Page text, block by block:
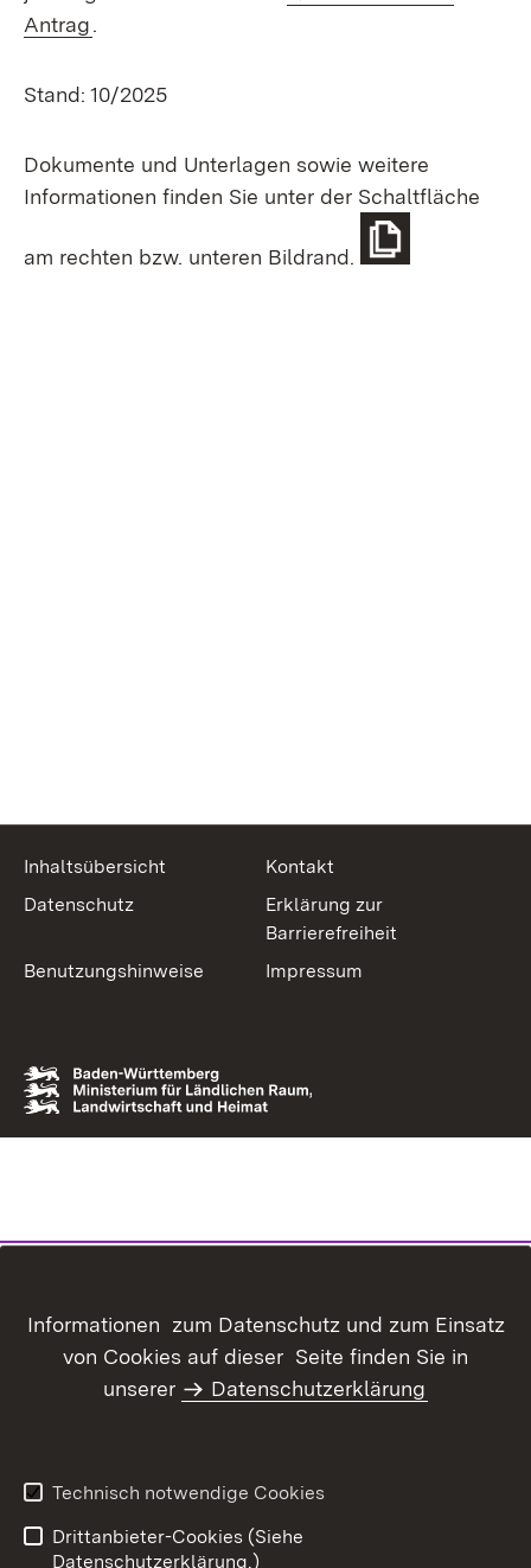
Antrag.
Stand: 10/2025
Dokumente und Unterlagen sowie weitere
Informationen finden Sie unter der Schaltfläche
am rechten bzw. unteren Bildrand.
Inhaltsübersicht
Kontakt
Datenschutz
Erklärung zur
Barrierefreiheit
Benutzungshinweise
Impressum
Informationen zum Datenschutz und zum Einsatz
von Cookies auf dieser Seite finden Sie in
unserer
Datenschutzerklärung
Technisch notwendige Cookies
Drittanbieter-Cookies (Siehe
Datenschutzerklärung.)